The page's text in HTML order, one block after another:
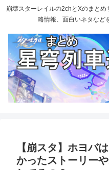
崩壊スターレイルの2chとXのまと
略情報、面白いネタなど
【崩スタ】ホヨバ
かったストーリー